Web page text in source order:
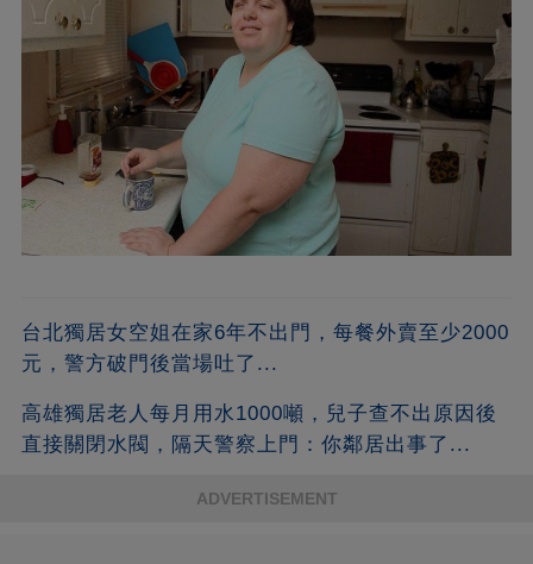
台北獨居女空姐在家6年不出門，每餐外賣至少2000
元，警方破門後當場吐了...
高雄獨居老人每月用水1000噸，兒子查不出原因後
直接關閉水閥，隔天警察上門：你鄰居出事了...
ADVERTISEMENT